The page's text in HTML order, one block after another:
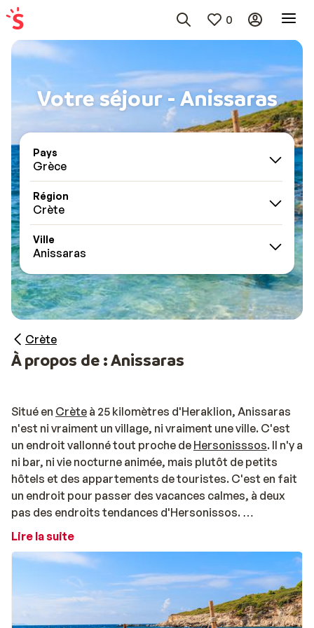
0
Votre séjour - Anissaras
Pays
Grèce
Région
Crète
Ville
Anissaras
Crète
À propos de : Anissaras
Situé en Crète à 25 kilomètres d'Heraklion, Anissaras
n'est ni vraiment un village, ni vraiment une ville. C'est
un endroit vallonné tout proche de Hersonisssos. Il n'y a
ni bar, ni vie nocturne animée, mais plutôt de petits
hôtels et des appartements de touristes. C'est en fait
un endroit pour passer des vacances calmes, à deux
pas des endroits tendances d'Hersonissos.
Découvrez nos séjours tout inclus pour des vacances
inoubliables en Crète !
Votre séjour tout compris à Anissaras
Lire la suite